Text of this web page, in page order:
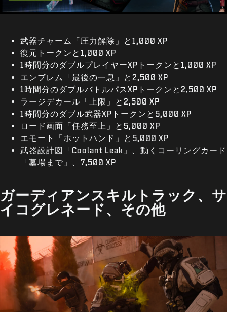
武器チャーム「圧力解除」と1,000 XP
復元トークンと1,000 XP
1時間分のダブルプレイヤーXPトークンと1,000 XP
エンブレム「最後の一息」と2,500 XP
1時間分のダブルバトルパスXPトークンと2,500 XP
ラージデカール「上限」と2,500 XP
1時間分のダブル武器XPトークンと5,000 XP
ロード画面「任務至上」と5,000 XP
エモート「ホットハンド」と5,000 XP
武器設計図「Coolant Leak」、動くコーリングカード
「墓場まで」、7,500 XP
ガーディアンスキルトラック、サ
イコグレネード、その他